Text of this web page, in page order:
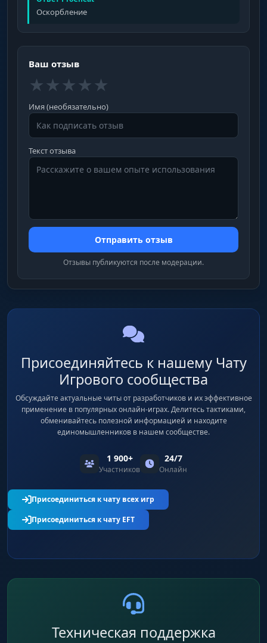
Оскорбление
Ваш отзыв
★★★★★
Имя (необязательно)
Текст отзыва
Отправить отзыв
Отзывы публикуются после модерации.
Присоединяйтесь к нашему Чату
Игрового сообщества
Обсуждайте актуальные читы от разработчиков и их эффективное
применение в популярных онлайн-играх. Делитесь тактиками,
обменивайтесь полезной информацией и находите
единомышленников в нашем сообществе.
1 900+
Участников
24/7
Онлайн
Присоединиться к чату всех игр
Присоединиться к чату EFT
Техническая поддержка